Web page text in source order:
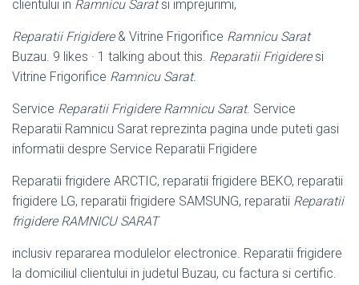
clientului in Ramnicu Saratsi imprejurimi,
Reparatii Frigidere& Vitrine Frigorifice Ramnicu Sarat
Buzau. 9 likes · 1 talking about this. Reparatii Frigideresi
Vitrine Frigorifice Ramnicu Sarat.
Service Reparatii Frigidere Ramnicu Sarat. Service
Reparatii Ramnicu Sarat reprezinta pagina unde puteti gasi
informatii despre Service Reparatii Frigidere
Reparatii frigidere ARCTIC, reparatii frigidere BEKO, reparatii
frigidere LG, reparatii frigidere SAMSUNG, reparatii Reparatii
frigidere RAMNICU SARAT
inclusiv repararea modulelor electronice. Reparatii frigidere
la domiciliul clientului in judetul Buzau, cu factura si certific.